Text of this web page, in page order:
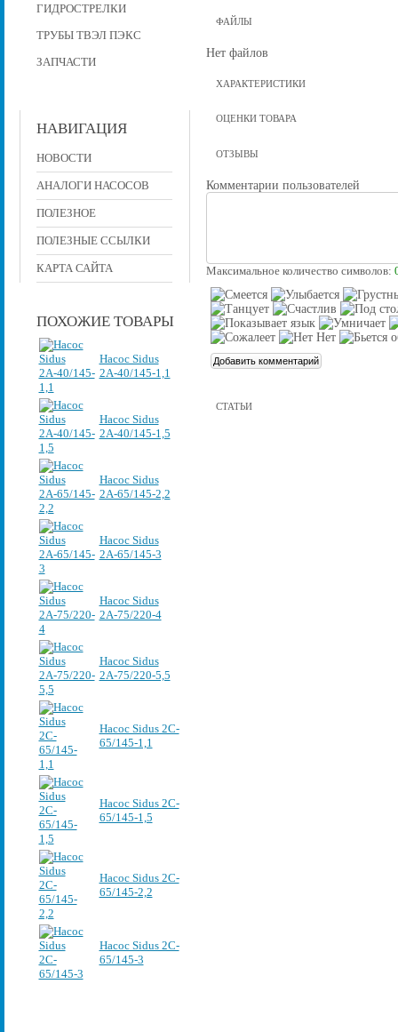
ГИДРОСТРЕЛКИ
ТРУБЫ ТВЭЛ ПЭКС
ЗАПЧАСТИ
НАВИГАЦИЯ
НОВОСТИ
АНАЛОГИ НАСОСОВ
ПОЛЕЗНОЕ
ПОЛЕЗНЫЕ ССЫЛКИ
КАРТА САЙТА
ПОХОЖИЕ ТОВАРЫ
Насос Sidus
2А-40/145-1,1
Насос Sidus
2А-40/145-1,5
Насос Sidus
2А-65/145-2,2
Насос Sidus
2А-65/145-3
Насос Sidus
2А-75/220-4
Насос Sidus
2А-75/220-5,5
Насос Sidus 2C-
65/145-1,1
Насос Sidus 2C-
65/145-1,5
Насос Sidus 2C-
65/145-2,2
Насос Sidus 2C-
65/145-3
ФАЙЛЫ
Нет файлов
ХАРАКТЕРИСТИКИ
ОЦЕНКИ ТОВАРА
ОТЗЫВЫ
Комментарии пользователей
Максимальное количество символов:
СТАТЬИ